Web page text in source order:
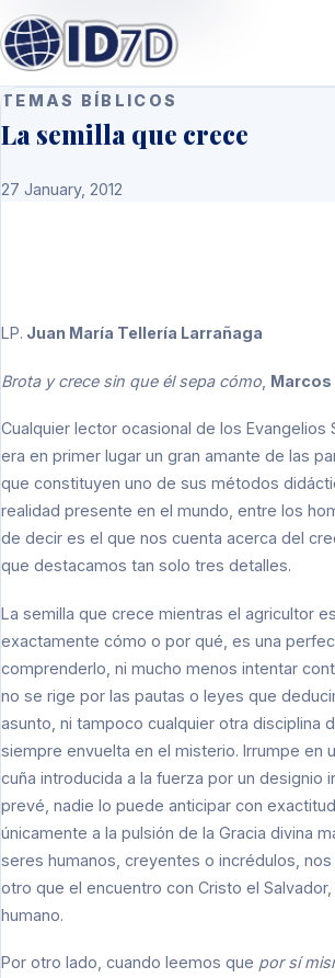
TEMAS BÍBLICOS
La semilla que crece
27 January, 2012
LP. Juan María Tellería Larrañaga
Brota y crece sin que él sepa cómo Marcos
Cualquier lector ocasional de los
era en primer lugar un gran amante de las
que constituyen uno de sus métodos
realidad presente en el mundo, entre los
de decir es el que nos cuenta acerca del
que destacamos tan solo tres detalles.
La semilla que crece mientras el agricultor
exactamente cómo o por qué, es una
comprenderlo, ni mucho menos intentar
no se rige por las pautas o leyes que
asunto, ni tampoco cualquier otra disciplina
siempre envuelta en el misterio. Irrumpe
cuña introducida a la fuerza por un designio
prevé, nadie lo puede anticipar con
únicamente a la pulsión de la Gracia divina
seres humanos, creyentes o incrédulos,
otro que el encuentro con Cristo el
humano.
Por otro lado, cuando leemos que por sí